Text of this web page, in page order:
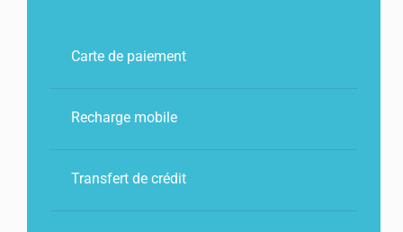
Carte de paiement
Recharge mobile
Transfert de crédit